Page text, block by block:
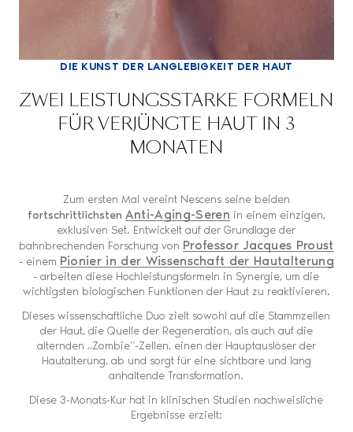
DIE KUNST DER LANGLEBIGKEIT DER HAUT
ZWEI LEISTUNGSSTARKE FORMELN
FÜR VERJÜNGTE HAUT IN 3
MONATEN
Zum ersten Mal vereint Nescens seine beiden
fortschrittlichsten Anti-Aging-Seren in einem einzigen,
exklusiven Set. Entwickelt auf der Grundlage der
bahnbrechenden Forschung von Professor Jacques Proust
- einem Pionier in der Wissenschaft der Hautalterung
- arbeiten diese Hochleistungsformeln in Synergie, um die
wichtigsten biologischen Funktionen der Haut zu reaktivieren.
Dieses wissenschaftliche Duo zielt sowohl auf die Stammzellen
der Haut, die Quelle der Regeneration, als auch auf die
alternden „Zombie“-Zellen, einen der Hauptauslöser der
Hautalterung, ab und sorgt für eine sichtbare und lang
anhaltende Transformation.
Diese 3-Monats-Kur hat in klinischen Studien nachweisliche
Ergebnisse erzielt: